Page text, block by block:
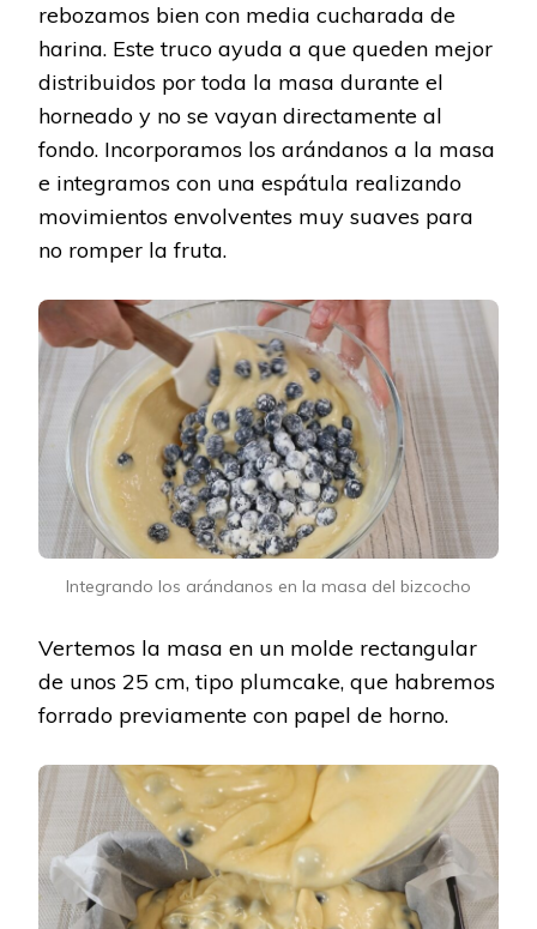
rebozamos bien con media cucharada de
harina. Este truco ayuda a que queden mejor
distribuidos por toda la masa durante el
horneado y no se vayan directamente al
fondo. Incorporamos los arándanos a la masa
e integramos con una espátula realizando
movimientos envolventes muy suaves para
no romper la fruta.
Integrando los arándanos en la masa del bizcocho
Vertemos la masa en un molde rectangular
de unos 25 cm, tipo plumcake, que habremos
forrado previamente con papel de horno.